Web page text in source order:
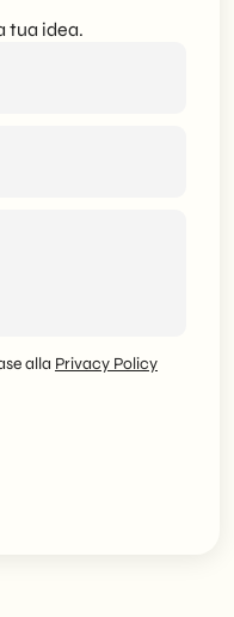
tua idea.
alla Privacy Policy